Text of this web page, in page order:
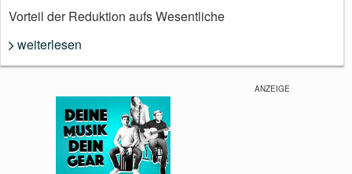
Vorteil der Reduktion aufs Wesentliche
weiterlesen